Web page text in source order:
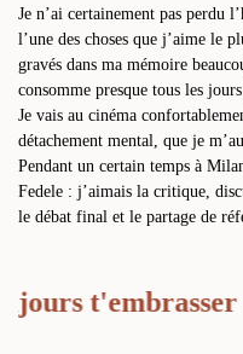
Je n’ai certainement pas perdu
l’une des choses que j’aime le
gravés dans ma mémoire
consomme presque tous les
Je vais au cinéma
détachement mental, que je
Pendant un certain temps à
Fedele : j’aimais la critique,
le débat final et le partage de
t'embrasser